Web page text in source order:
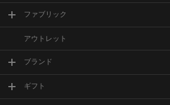
ファブリック
アウトレット
ブランド
ギフト